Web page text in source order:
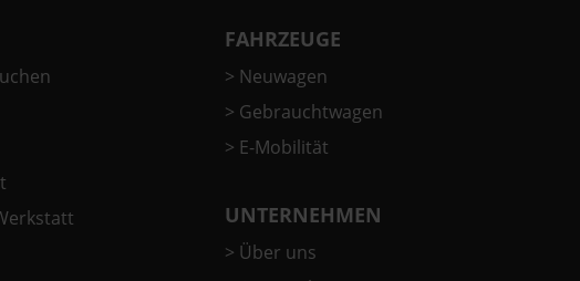
FAHRZEUGE
> Neuwagen
> Gebrauchtwagen
> E-Mobilität
UNTERNEHMEN
> Über uns